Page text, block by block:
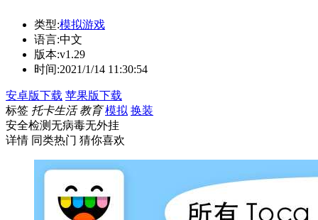
类型:模拟游戏
语言:中文
版本:v1.29
时间:2021/1/14 11:30:54
安卓版下载 苹果版下载
标签 托卡生活 教育 模拟 换装
安全检测无病毒无外挂
详情 同类热门 猜你喜欢